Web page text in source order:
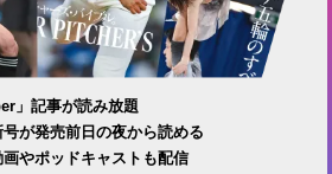
」記事が読み放題
が発売前日の夜から読める
やポッドキャストも配信